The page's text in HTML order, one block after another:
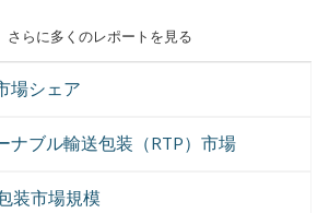
さらに多くのレポートを見る
場シェア
ナブル輸送包装（RTP）市場
装市場規模